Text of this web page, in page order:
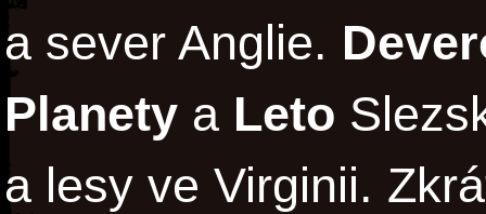
a sever Anglie.
Planety a Leto
a lesy ve Virginii.